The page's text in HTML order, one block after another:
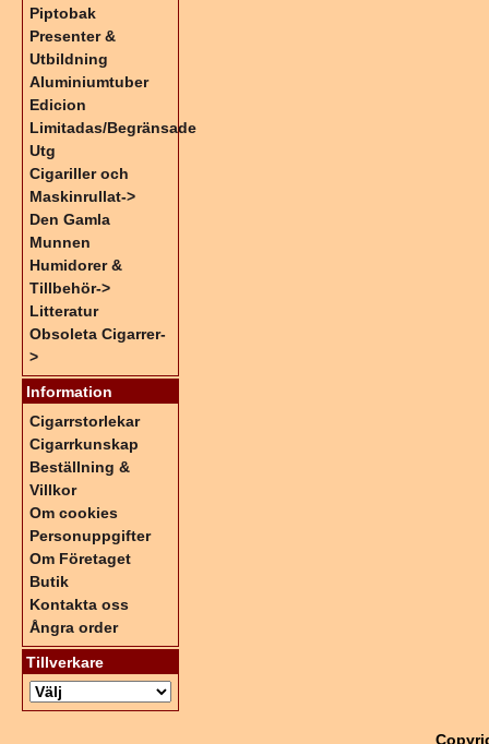
Piptobak
Presenter &
Utbildning
Aluminiumtuber
Edicion
Limitadas/Begränsade
Utg
Cigariller och
Maskinrullat->
Den Gamla
Munnen
Humidorer &
Tillbehör->
Litteratur
Obsoleta Cigarrer-
>
Information
Cigarrstorlekar
Cigarrkunskap
Beställning &
Villkor
Om cookies
Personuppgifter
Om Företaget
Butik
Kontakta oss
Ångra order
Tillverkare